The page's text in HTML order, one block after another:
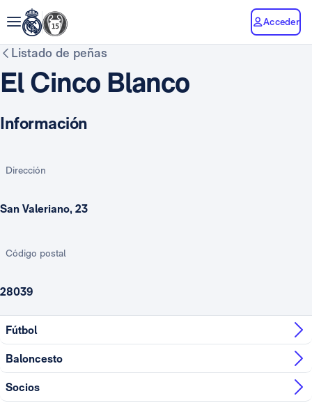
Acceder
Listado de peñas
El Cinco Blanco
Información
Dirección
San Valeriano, 23
Código postal
28039
Fútbol
Baloncesto
Socios